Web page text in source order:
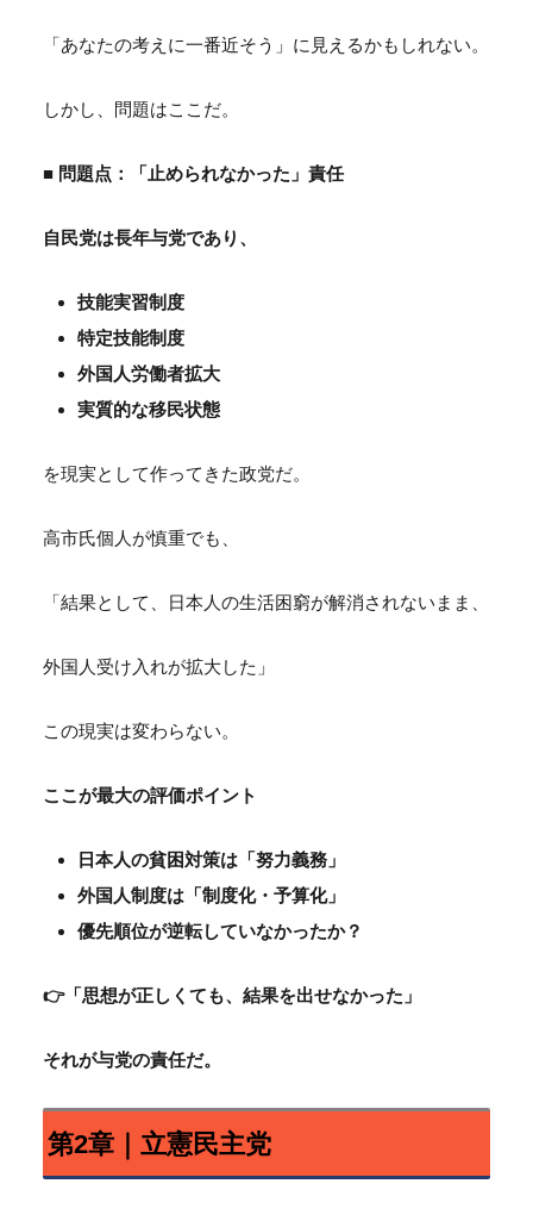
「あなたの考えに一番近そう」に見えるかもしれない。
しかし、問題はここだ。
■ 問題点：「止められなかった」責任
自民党は長年与党であり、
技能実習制度
特定技能制度
外国人労働者拡大
実質的な移民状態
を現実として作ってきた政党だ。
高市氏個人が慎重でも、
「結果として、日本人の生活困窮が解消されないまま、
外国人受け入れが拡大した」
この現実は変わらない。
ここが最大の評価ポイント
日本人の貧困対策は「努力義務」
外国人制度は「制度化・予算化」
優先順位が逆転していなかったか？
👉「思想が正しくても、結果を出せなかった」
それが与党の責任だ。
第2章｜立憲民主党